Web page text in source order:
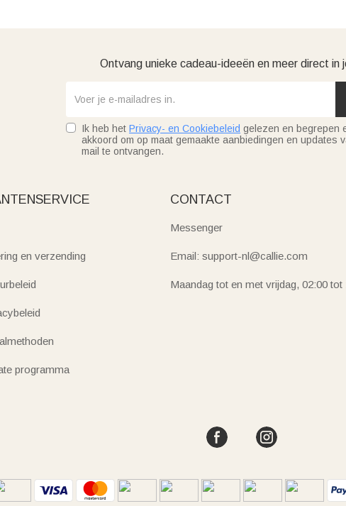
Ontvang unieke cadeau-ideeën en meer direct in
Ik heb het Privacy- en Cookiebeleid gelezen en begrepen
akkoord om op maat gemaakte aanbiedingen en updates
mail te ontvangen.
en verzending
programma
CONTACT
Messenger
Email: support-nl@callie.com
Maandag tot en met vrijdag, 02:00